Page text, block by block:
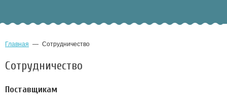
Главная — Сотрудничество
Сотрудничество
Поставщикам